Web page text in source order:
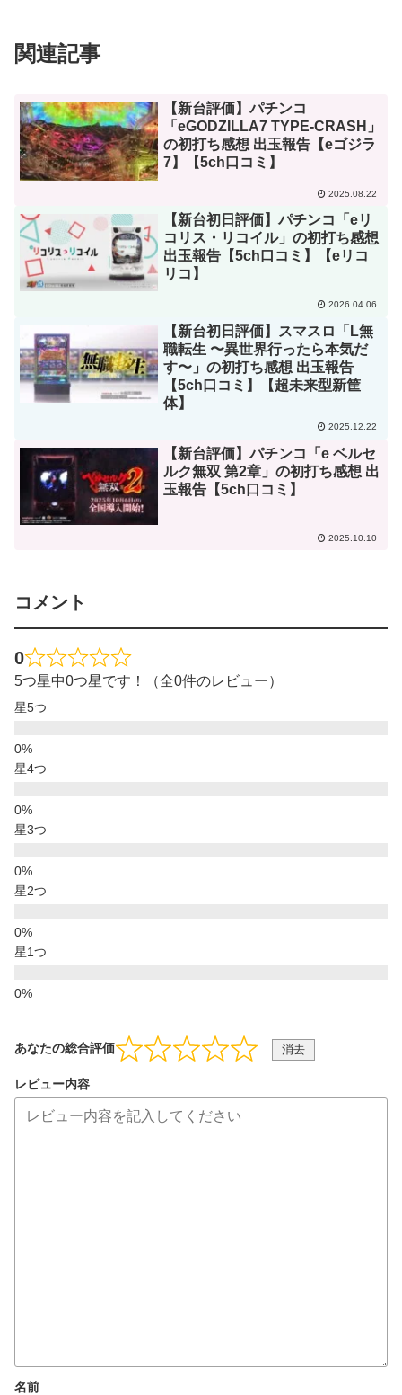
関連記事
【新台評価】パチンコ
「eGODZILLA7 TYPE-CRASH」
の初打ち感想 出玉報告【eゴジラ
7】【5ch口コミ】
2025.08.22
【新台初日評価】パチンコ「eリ
コリス・リコイル」の初打ち感想
出玉報告【5ch口コミ】【eリコ
リコ】
2026.04.06
【新台初日評価】スマスロ「L無
職転生 〜異世界行ったら本気だ
す〜」の初打ち感想 出玉報告
【5ch口コミ】【超未来型新筐
体】
2025.12.22
【新台評価】パチンコ「e ベルセ
ルク無双 第2章」の初打ち感想 出
玉報告【5ch口コミ】
2025.10.10
コメント
0
5つ星中0つ星です！（全0件のレビュー）
星5つ
星4つ
星3つ
星2つ
星1つ
あなたの総合評価 消去
レビュー内容
名前